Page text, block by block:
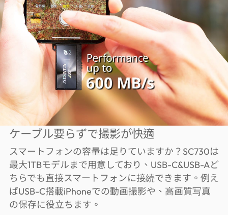
ケーブル要らずで撮影が快適
スマートフォンの容量は足りていますか？SC730は
最大1TBモデルまで用意しており、USB-C&USB-Aど
ちらでも直接スマートフォンに接続できます。例え
ばUSB-C搭載iPhoneでの動画撮影や、高画質写真
の保存に役立ちます。